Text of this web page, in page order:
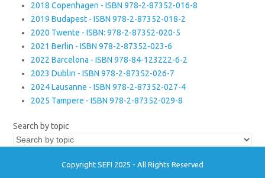
2018 Copenhagen - ISBN 978-2-87352-016-8
2019 Budapest - ISBN 978-2-87352-018-2
2020 Twente - ISBN: 978-2-87352-020-5
2021 Berlin - ISBN 978-2-87352-023-6
2022 Barcelona - ISBN 978-84-123222-6-2
2023 Dublin - ISBN 978-2-87352-026-7
2024 Lausanne - ISBN 978-2-87352-027-4
2025 Tampere - ISBN 978-2-87352-029-8
Search by topic
Copyright SEFI 2025 - All Rights Reserved